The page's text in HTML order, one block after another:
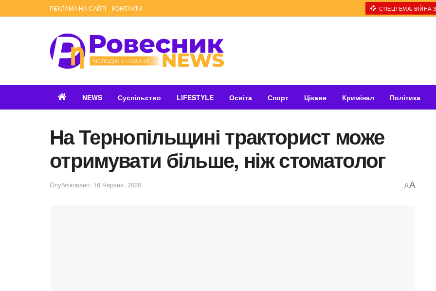
РЕКЛАМА НА САЙТІ КОНТАКТИ СПЕЦТЕМА: ВІЙНА
NEWS Суспільство LIFESTYLE Освіта Спорт Цікаве Кримінал Політика
На Тернопільщині тракторист може
отримувати більше, ніж стоматолог
Опубліковано: 16 Червня, 2020 AA